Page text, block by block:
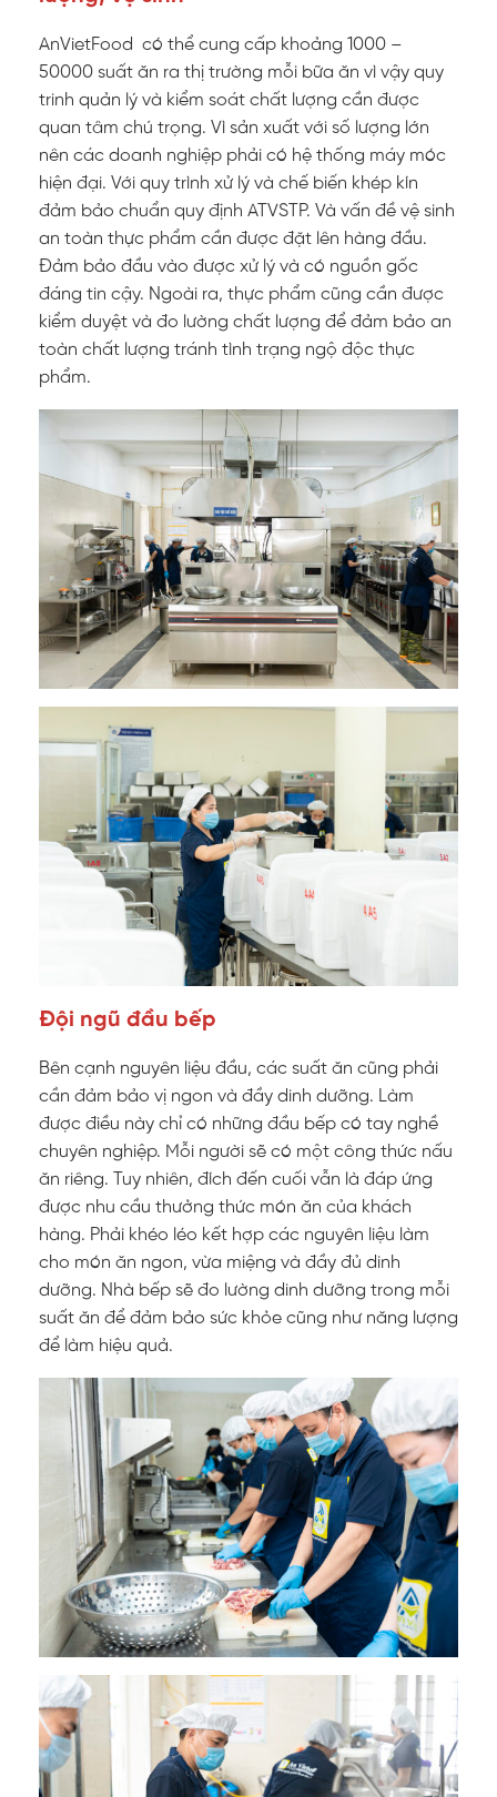
AnVietFood có thể cung cấp khoảng 1000 –
50000 suất ăn ra thị trường mỗi bữa ăn vì vậy quy
trinh quản lý và kiểm soát chất lượng cần được
quan tâm chú trọng. Vì sản xuất với số lượng lớn
nên các doanh nghiệp phải có hệ thống máy móc
hiện đại. Với quy trình xử lý và chế biến khép kín
đảm bảo chuẩn quy định ATVSTP. Và vấn đề vệ sinh
an toàn thực phẩm cần được đặt lên hàng đầu.
Đảm bảo đầu vào được xử lý và có nguồn gốc
đáng tin cậy. Ngoài ra, thực phẩm cũng cần được
kiểm duyệt và đo lường chất lượng để đảm bảo an
toàn chất lượng tránh tình trạng ngộ độc thực
phẩm.
Đội ngũ đầu bếp
Bên cạnh nguyên liệu đầu, các suất ăn cũng phải
cần đảm bảo vị ngon và đầy dinh dưỡng. Làm
được điều này chỉ có những đầu bếp có tay nghề
chuyên nghiệp. Mỗi người sẽ có một công thức nấu
ăn riêng. Tuy nhiên, đích đến cuối vẫn là đáp ứng
được nhu cầu thưởng thức món ăn của khách
hàng. Phải khéo léo kết hợp các nguyên liệu làm
cho món ăn ngon, vừa miệng và đầy đủ dinh
dưỡng. Nhà bếp sẽ đo lường dinh dưỡng trong mỗi
suất ăn để đảm bảo sức khỏe cũng như năng lượng
để làm hiệu quả.